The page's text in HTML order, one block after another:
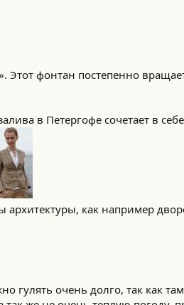
Этот фонтан постепенно
в Петергофе сочетает в
архитектуры, как например
гулять очень долго, так как